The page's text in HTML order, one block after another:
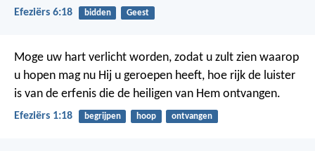
Efeziërs 6:18 bidden Geest
Moge uw hart verlicht worden, zodat u zult zien waarop
u hopen mag nu Hij u geroepen heeft, hoe rijk de luister
is van de erfenis die de heiligen van Hem ontvangen.
Efeziërs 1:18 begrijpen hoop ontvangen